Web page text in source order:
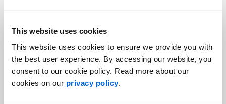
This website uses cookies
This website uses cookies to ensure we provide you with
the best user experience. By accessing our website, you
consent to our cookie policy. Read more about our
cookies on our privacy policy.
peuvent-ils savoir si c'est la bonne décision pour leur marque?
Brandy Melville a maintenu cette stratégie d'exclusion pendant si
longtemps parce qu'elle travaille en étroite collaboration avec
son marché cible (les adolescentes) dans la conception des
produits, la photographie, le marketing de la marque et des